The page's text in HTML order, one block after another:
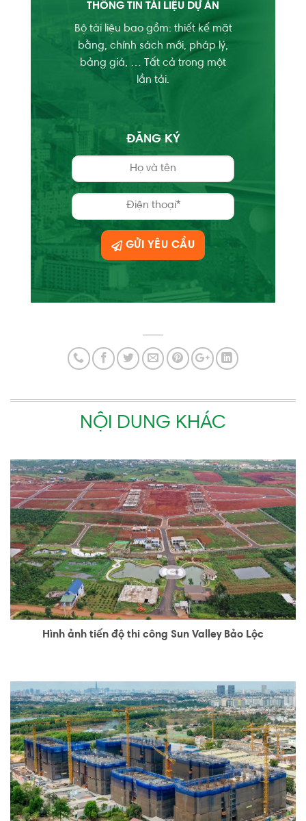
THÔNG TIN TÀI LIỆU DỰ ÁN
Bộ tài liệu bao gồm: thiết kế mặt
bằng, chính sách mới, pháp lý,
bảng giá, … Tất cả trong một
lần tải.
ĐĂNG KÝ
GỬI YÊU CẦU
NỘI DUNG KHÁC
Hình ảnh tiến độ thi công Sun Valley Bảo Lộc